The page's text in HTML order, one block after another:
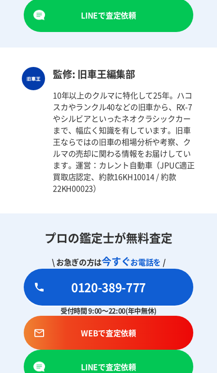
LINEで査定依頼
監修: 旧車王編集部
10年以上のクルマに特化して25年。ハコ
スカやランクル40などの旧車から、RX-7
やシルビアといったネオクラシックカー
まで、幅広く知識を有しています。旧車
王ならではの旧車の相場分析や考察、ク
ルマの売却に関わる情報をお届けしてい
ます。運営：カレント自動車（JPUC適正
買取店認定、約款16KH10014 / 約款
22KH00023）
プロの鑑定士が無料査定
\ お急ぎの方は今すぐお電話を /
0120-389-777
受付時間 9:00～22:00(年中無休)
WEBで査定依頼
LINEで査定依頼